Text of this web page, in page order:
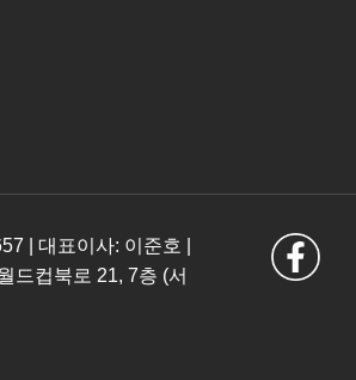
| 대표이사: 이준호 |
드컵북로 21, 7층 (서